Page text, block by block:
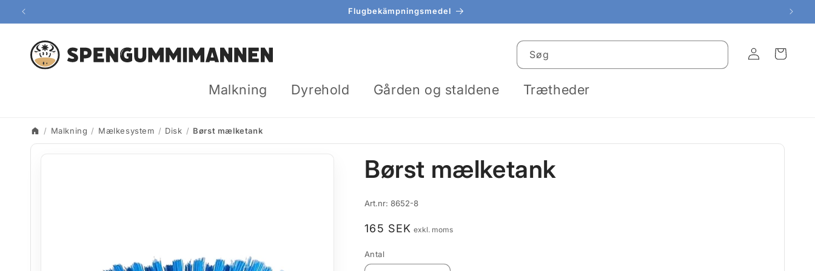
Gå til
Näringstillskott för kalvar
Malkning Dyrehold Gården og staldene Trætheder
Søg
Log
ind
Indkøbskurv
Start Malkning Mælkesystem Disk Børst mælketank
Børst mælketank
SKU:
Art.nr: 8652-8
Normalpris
165 SEK exkl. moms
Antal